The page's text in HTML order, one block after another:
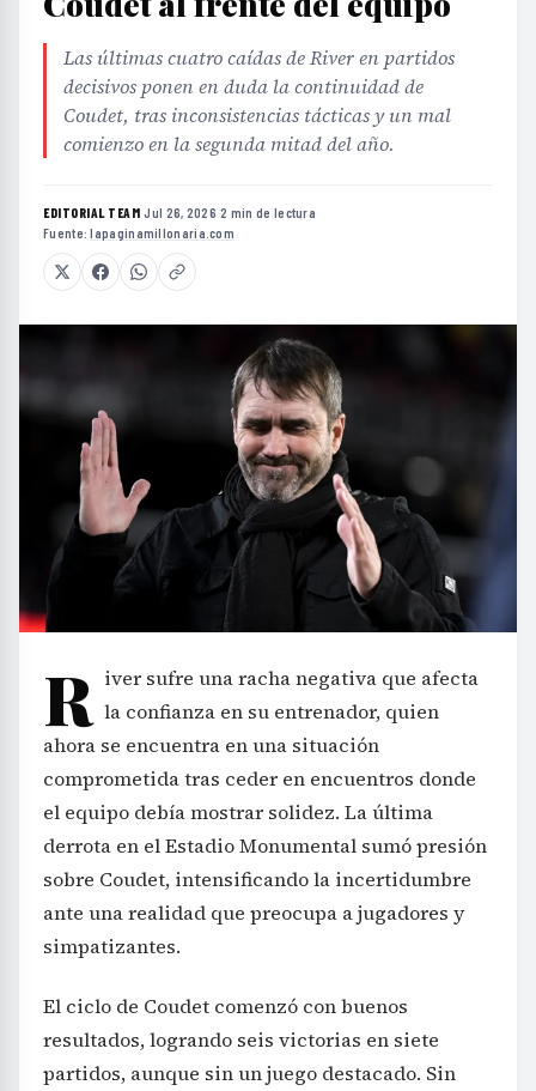
Las últimas cuatro caídas de River en partidos
decisivos ponen en duda la continuidad de
Coudet, tras inconsistencias tácticas y un mal
comienzo en la segunda mitad del año.
EDITORIAL TEAM·Jul 26, 2026·2 min de lectura·
Fuente:lapaginamillonaria.com
R iver sufre una racha negativa que afecta
la confianza en su entrenador, quien
ahora se encuentra en una situación
comprometida tras ceder en encuentros donde
el equipo debía mostrar solidez. La última
derrota en el Estadio Monumental sumó presión
sobre Coudet, intensificando la incertidumbre
ante una realidad que preocupa a jugadores y
simpatizantes.
El ciclo de Coudet comenzó con buenos
resultados, logrando seis victorias en siete
partidos, aunque sin un juego destacado. Sin